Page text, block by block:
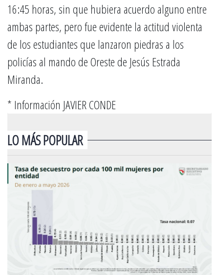
16:45 horas, sin que hubiera acuerdo alguno entre
ambas partes, pero fue evidente la actitud violenta
de los estudiantes que lanzaron piedras a los
policías al mando de Oreste de Jesús Estrada
Miranda.
* Información JAVIER CONDE
LO MÁS POPULAR